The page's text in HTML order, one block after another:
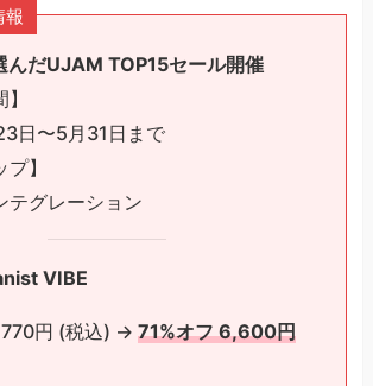
報
だUJAM TOP15セール開催
日〜5月31日まで
】
テグレーション
VIBE
円 (税込) → 71%オフ 6,600円